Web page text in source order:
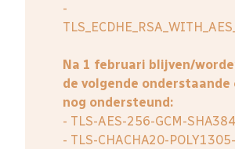
-
Na 1 februari blijven/
de volgende onderstaande
nog ondersteund:
- TLS-AES-256-GCM-SHA384
- TLS-CHACHA20-